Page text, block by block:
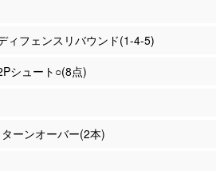
ィフェンスリバウンド(1-4-5)
シュート○(8点)
ーンオーバー(2本)